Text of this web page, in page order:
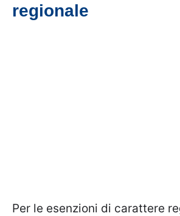
regionale
Per le esenzioni di carattere